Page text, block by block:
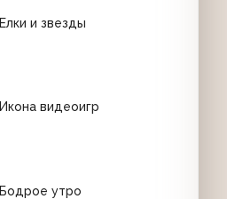
Елки и звезды
Икона видеоигр
Бодрое утро